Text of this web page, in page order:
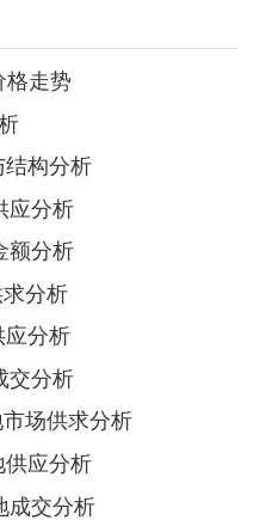
格走势
结构分析
应分析
额分析
分析
应分析
交分析
场供求分析
供应分析
成交分析